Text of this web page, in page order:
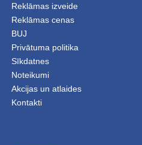
Reklāmas izveide
Reklāmas cenas
BUJ
Privātuma politika
Sīkdatnes
Noteikumi
Akcijas un atlaides
Kontakti